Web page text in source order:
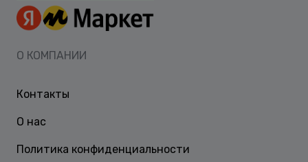
О КОМПАНИИ
Контакты
О нас
Политика конфиденциальности